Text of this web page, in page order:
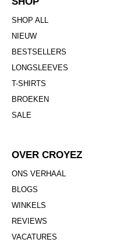
SHOP ALL
NIEUW
BESTSELLERS
LONGSLEEVES
T-SHIRTS
BROEKEN
SALE
OVER CROYEZ
ONS VERHAAL
BLOGS
WINKELS
REVIEWS
VACATURES